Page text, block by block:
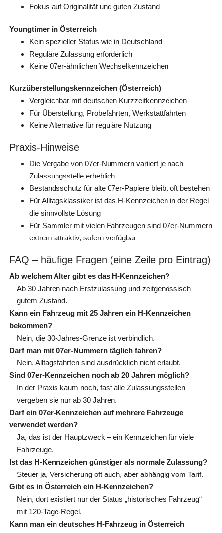
Fokus auf Originalität und guten Zustand
Youngtimer in Österreich
Kein spezieller Status wie in Deutschland
Reguläre Zulassung erforderlich
Keine 07er-ähnlichen Wechselkennzeichen
Kurzüberstellungskennzeichen (Österreich)
Vergleichbar mit deutschen Kurzzeitkennzeichen
Für Überstellung, Probefahrten, Werkstattfahrten
Keine Alternative für reguläre Nutzung
Praxis-Hinweise
Die Vergabe von 07er-Nummern variiert je nach
Zulassungsstelle erheblich
Bestandsschutz für alte 07er-Papiere bleibt oft bestehen
Für Alltagsklassiker ist das H-Kennzeichen in der Regel
die sinnvollste Lösung
Für Sammler mit vielen Fahrzeugen sind 07er-Nummern
extrem attraktiv, sofern verfügbar
FAQ – häufige Fragen (eine Zeile pro Eintrag)
Ab welchem Alter gibt es das H-Kennzeichen?
Ab 30 Jahren nach Erstzulassung und zeitgenössisch
gutem Zustand.
Kann ein Fahrzeug mit 25 Jahren ein H-Kennzeichen
bekommen?
Nein, die 30-Jahres-Grenze ist verbindlich.
Darf man mit 07er-Nummern täglich fahren?
Nein, Alltagsfahrten sind ausdrücklich nicht erlaubt.
Sind 07er-Kennzeichen noch ab 20 Jahren möglich?
In der Praxis kaum noch, fast alle Zulassungsstellen
vergeben sie nur ab 30 Jahren.
Darf ein 07er-Kennzeichen auf mehrere Fahrzeuge
verwendet werden?
Ja, das ist der Hauptzweck – ein Kennzeichen für viele
Fahrzeuge.
Ist das H-Kennzeichen günstiger als normale Zulassung?
Steuer ja, Versicherung oft auch, aber abhängig vom Tarif.
Gibt es in Österreich ein H-Kennzeichen?
Nein, dort existiert nur der Status „historisches Fahrzeug“
mit 120-Tage-Regel.
Kann man ein deutsches H-Fahrzeug in Österreich